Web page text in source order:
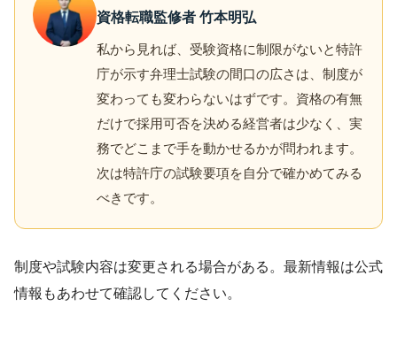
資格転職監修者 竹本明弘
私から見れば、受験資格に制限がないと特許
庁が示す弁理士試験の間口の広さは、制度が
変わっても変わらないはずです。資格の有無
だけで採用可否を決める経営者は少なく、実
務でどこまで手を動かせるかが問われます。
次は特許庁の試験要項を自分で確かめてみる
べきです。
制度や試験内容は変更される場合がある。最新情報は公式
情報もあわせて確認してください。